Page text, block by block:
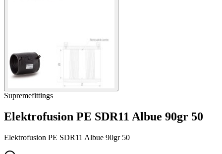
Supremefittings
Elektrofusion PE SDR11 Albue 90gr 50
Elektrofusion PE SDR11 Albue 90gr 50